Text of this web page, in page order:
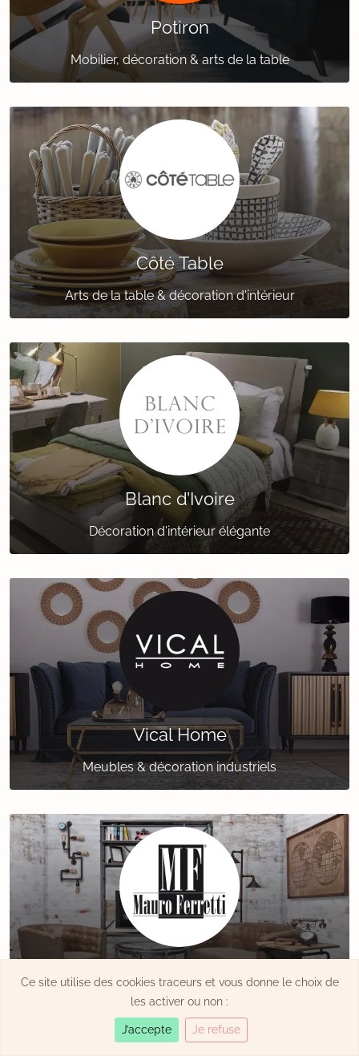
Potiron
Mobilier, décoration & arts de la table
Côté Table
Arts de la table & décoration d'intérieur
Blanc d’Ivoire
Décoration d'intérieur élégante
Vical Home
Meubles & décoration industriels
Mobilier & décoration italiens
Ce site utilise des cookies traceurs et vous donne le choix de
les activer ou non :
J’accepte Je refuse